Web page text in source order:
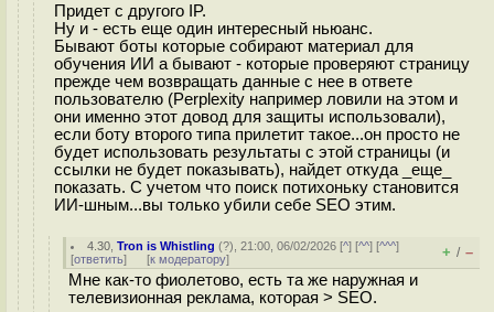
Придет с другого IP.
Ну и - есть еще один интересный ньюанс.
Бывают боты которые собирают материал для
обучения ИИ а бывают - которые проверяют страницу
прежде чем возвращать данные с нее в ответе
пользователю (Perplexity например ловили на этом и
они именно этот довод для защиты использовали),
если боту второго типа прилетит такое...он просто не
будет использовать результаты с этой страницы (и
ссылки не будет показывать), найдет откуда _еще_
показать. С учетом что поиск потихоньку становится
ИИ-шным...вы только убили себе SEO этим.
4.30 ,Tron is Whistling (?), 21:00, 06/02/2026 [^] [^^] [^^^]
[ответить] [к модератору] + / –
Мне как-то фиолетово, есть та же наружная и
телевизионная реклама, которая > SEO.